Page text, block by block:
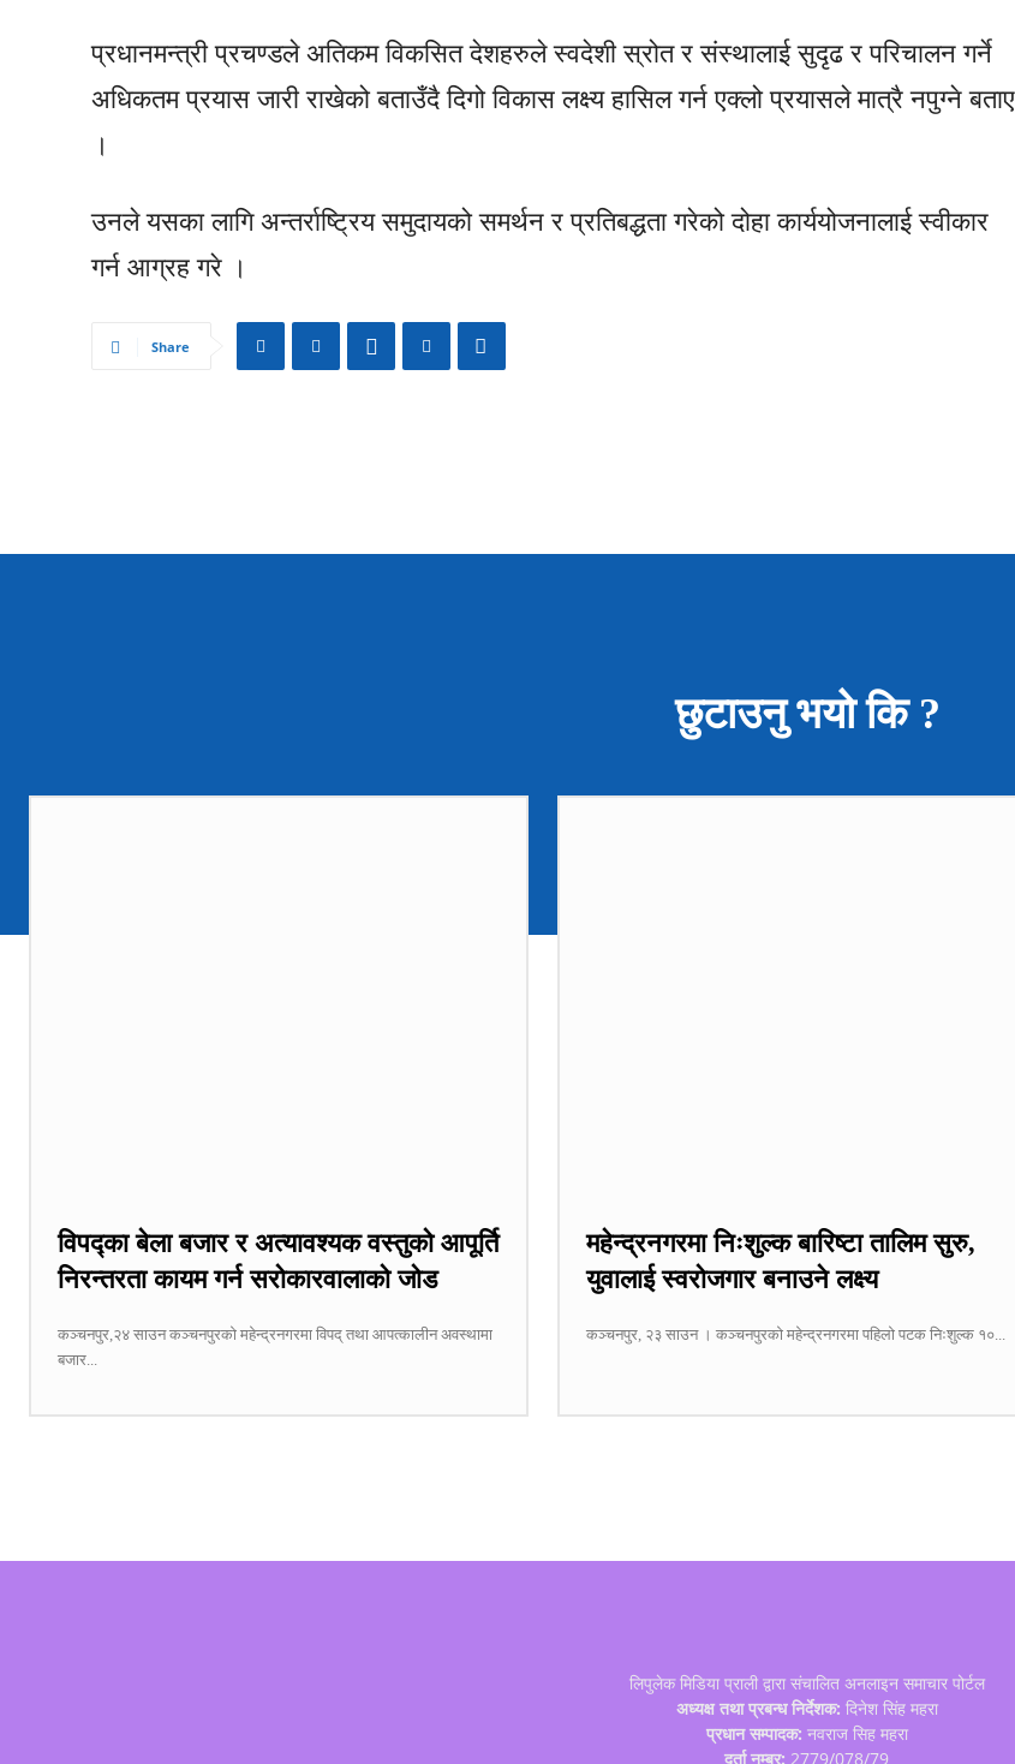
प्रधानमन्त्री प्रचण्डले अतिकम विकसित देशहरुले स्वदेशी स्रोत र संस्थालाई सुदृढ र परिचालन गर्ने
अधिकतम प्रयास जारी राखेको बताउँदै दिगो विकास लक्ष्य हासिल गर्न एक्लो प्रयासले मात्रै नपुग्ने बताए
।
उनले यसका लागि अन्तर्राष्ट्रिय समुदायको समर्थन र प्रतिबद्धता गरेको दोहा कार्ययोजनालाई स्वीकार
गर्न आग्रह गरे ।
Share
छुटाउनु भयो कि ?
विपद्का बेला बजार र अत्यावश्यक वस्तुको आपूर्ति
निरन्तरता कायम गर्न सरोकारवालाको जोड
कञ्चनपुर,२४ साउन कञ्चनपुरको महेन्द्रनगरमा विपद् तथा आपत्कालीन अवस्थामा
बजार...
महेन्द्रनगरमा निःशुल्क बारिष्टा तालिम सुरु,
युवालाई स्वरोजगार बनाउने लक्ष्य
कञ्चनपुर, २३ साउन । कञ्चनपुरको महेन्द्रनगरमा पहिलो पटक निःशुल्क १०...
लिपुलेक मिडिया प्राली द्वारा संचालित अनलाइन समाचार पोर्टल
अध्यक्ष तथा प्रबन्ध निर्देशक: दिनेश सिंह महरा
प्रधान सम्पादक: नवराज सिह महरा
दर्ता नम्बर: 2779/078/79